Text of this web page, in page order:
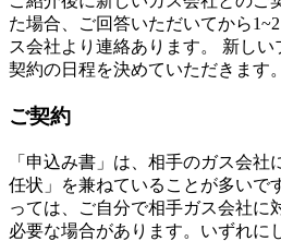
た場合、ご回答いただいてから
ス会社より連絡あります。 新し
契約の日程を決めていただきます。
ご契約
「申込み書」は、相手のガス会
任状」を兼ねていることが多いで
っては、ご自分で相手ガス会社に
必要な場合があります。いずれに